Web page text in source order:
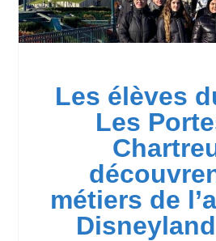
Les élèves
Les
métiers de